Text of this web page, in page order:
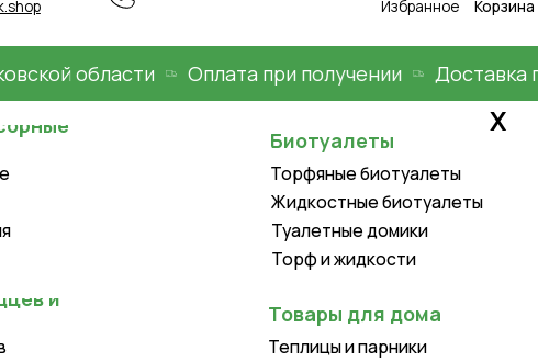
области Оплата при получении Доставка по
Биотуалеты
Товары для дома
Туалетные домики
Жидкостные биотуалеты
Торфяные биотуалеты
Садовые тележки и тачки
Лопаты, скреперы, движки
Х